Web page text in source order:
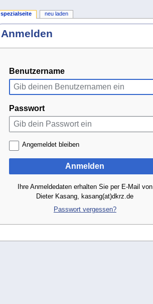
Anmelden
Benutzername
Passwort
Angemeldet bleiben
Anmelden
Ihre Anmeldedaten erhalten Sie per E-Mail von
Dieter Kasang, kasang(at)dkrz.de
Passwort vergessen?
spezialseite neu laden